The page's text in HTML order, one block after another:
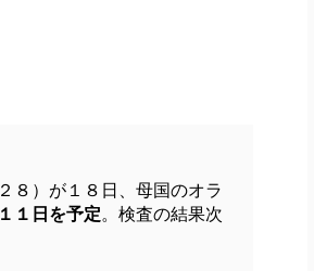
８）が１８日、母国のオラ
１日を予定。検査の結果次